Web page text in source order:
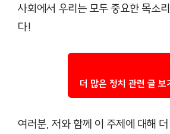
사회에서 우리는 모두 중요한 목소
다!
더 많은 정치 관련 글
여러분, 저와 함께 이 주제에 대해